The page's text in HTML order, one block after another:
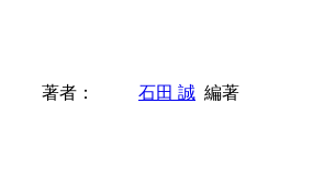
著者 石田 誠 編著